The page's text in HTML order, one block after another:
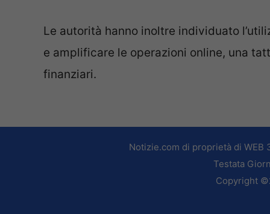
Le autorità hanno inoltre individuato
e amplificare le operazioni online, una
finanziari.
Notizie.com di proprietà di WEB
Testata
Copyright